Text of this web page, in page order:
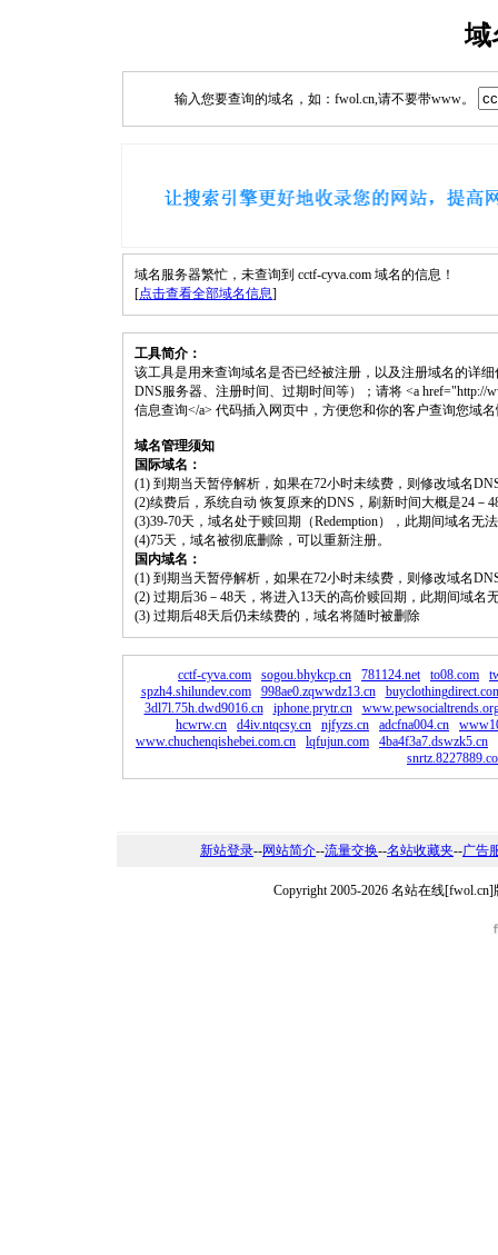
域
输入您要查询的域名，如：fwol.cn,请不要带www。
域名服务器繁忙，未查询到 cctf-cyva.com 域名的信息！
[点击查看全部域名信息]
工具简介：
该工具是用来查询域名是否已经被注册，以及注册域名的详
DNS服务器、注册时间、过期时间等）；请将 <a href="http://
信息查询</a> 代码插入网页中，方便您和你的客户查询您域
域名管理须知
国际域名：
(1) 到期当天暂停解析，如果在72小时未续费，则修改域名
(2)续费后，系统自动 恢复原来的DNS，刷新时间大概是24－
(3)39-70天，域名处于赎回期（Redemption），此期间域名无
(4)75天，域名被彻底删除，可以重新注册。
国内域名：
(1) 到期当天暂停解析，如果在72小时未续费，则修改域名
(2) 过期后36－48天，将进入13天的高价赎回期，此期间域名
(3) 过期后48天后仍未续费的，域名将随时被删除
cctf-cyva.com sogou.bhykcp.cn 781124.net to08.com
spzh4.shilundev.com
998ae0.zqwwdz13.cn
3dl7l.75h.dwd9016.cn
iphone.prytr.cn
hcwrw.cn
d4iv.ntqcsy.cn njfyzs.cn adcfna004.cn
www.chuchenqishebei.com.cn
lqfujun.com
4ba4f3a7.dswzk5.cn
新站登录--网站简介--流量交换--名站收藏夹--广告
Copyright 2005-2026 名站在线